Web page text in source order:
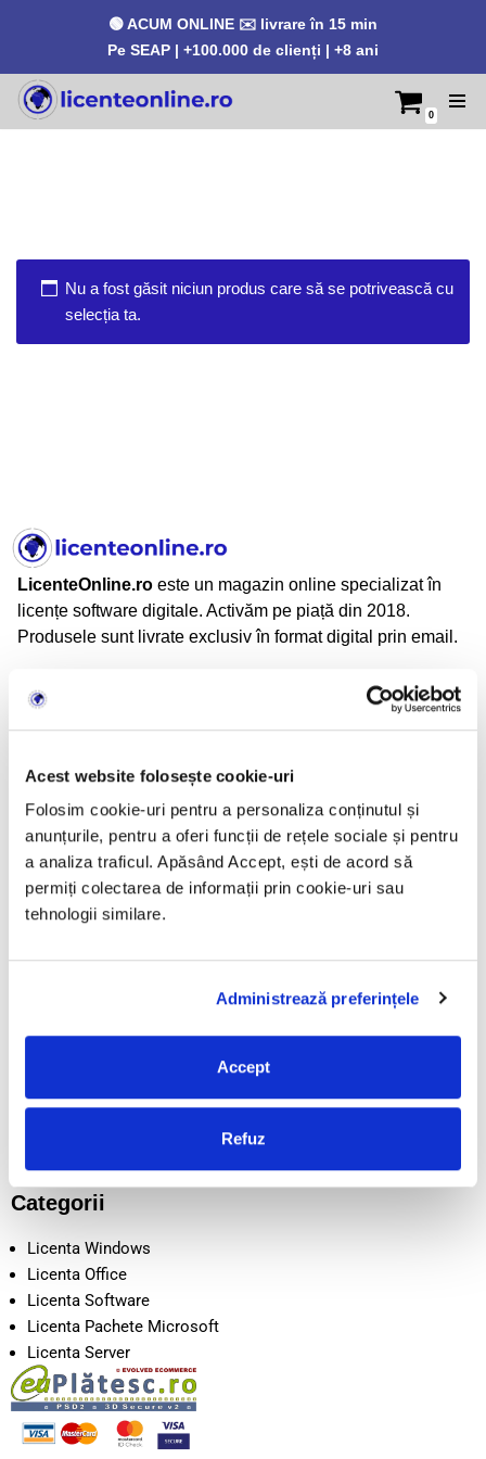
Acest website folosește cookie-uri
Folosim cookie-uri pentru a personaliza conținutul și
anunțurile, pentru a oferi funcții de rețele sociale și pentru
a analiza traficul. Apăsând Accept, ești de acord să
permiți colectarea de informații prin cookie-uri sau
tehnologii similare.
Administrează preferințele
Accept
Refuz
🟢 ACUM ONLINE ✉️ livrare în 15 min
Pe SEAP | +100.000 de clienți | +8 ani
Sari
0
Nu a fost găsit niciun produs care să se potrivească cu
selecția ta.
LicenteOnline.ro este un magazin online specializat în
licențe software digitale. Activăm pe piață din 2018.
Produsele sunt livrate exclusiv în format digital prin email.
LicenteOnline.ro este operat de LICENTEDIGITALE SRL
Adresă: Beiuș, Jud. Bihor, România
Informații
TERMENI SI CONDITII
CONFIDENTIALITATE
Intrebari frecvente
Categorii
Licenta Windows
Licenta Office
Licenta Software
Licenta Pachete Microsoft
Licenta Server